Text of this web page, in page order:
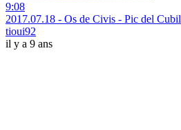
9:08
2017.07.18 - Os de Civis - Pic del Cubil
tioui92
il y a 9 ans